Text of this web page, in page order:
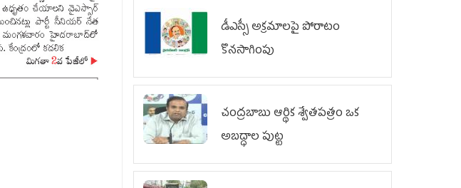
డీఎస్సీ అక్రమాలపై పోరాటం
కొనసాగింపు
చంద్రబాబు ఆర్థిక శ్వేతపత్రం ఒక
అబద్ధాల పుట్ట